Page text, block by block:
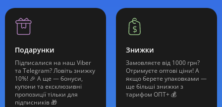
Подарунки
Підписалися на наш Viber
та Telegram? Ловіть знижку
10%! 🎉 А ще — бонуси,
купони та ексклюзивні
пропозиції тільки для
підписників 🎁
Знижки
Замовляєте від 1000 грн?
Отримуєте оптові ціни! А
якщо берете упаковками —
ще більші знижки з
тарифом ОПТ+ 💰